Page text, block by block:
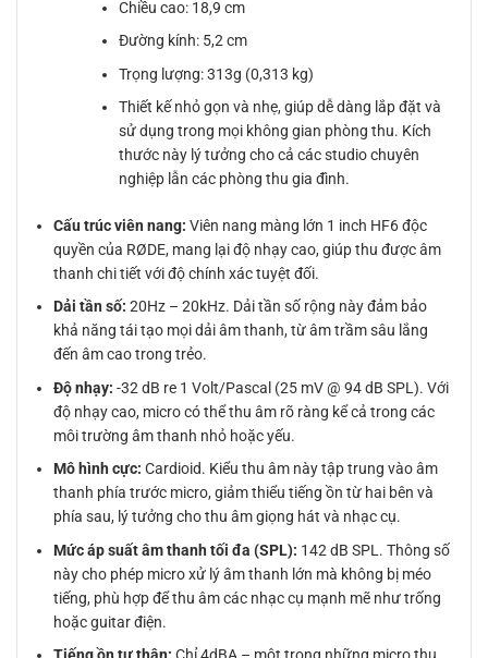
Chiều cao: 18,9 cm
Đường kính: 5,2 cm
Trọng lượng: 313g (0,313 kg)
Thiết kế nhỏ gọn và nhẹ, giúp dễ dàng lắp đặt và
sử dụng trong mọi không gian phòng thu. Kích
thước này lý tưởng cho cả các studio chuyên
nghiệp lẫn các phòng thu gia đình.
Cấu trúc viên nang: Viên nang màng lớn 1 inch HF6 độc
quyền của RØDE, mang lại độ nhạy cao, giúp thu được âm
thanh chi tiết với độ chính xác tuyệt đối.
Dải tần số: 20Hz – 20kHz. Dải tần số rộng này đảm bảo
khả năng tái tạo mọi dải âm thanh, từ âm trầm sâu lắng
đến âm cao trong trẻo.
Độ nhạy: -32 dB re 1 Volt/Pascal (25 mV @ 94 dB SPL). Với
độ nhạy cao, micro có thể thu âm rõ ràng kể cả trong các
môi trường âm thanh nhỏ hoặc yếu.
Mô hình cực: Cardioid. Kiểu thu âm này tập trung vào âm
thanh phía trước micro, giảm thiểu tiếng ồn từ hai bên và
phía sau, lý tưởng cho thu âm giọng hát và nhạc cụ.
Mức áp suất âm thanh tối đa (SPL): 142 dB SPL. Thông số
này cho phép micro xử lý âm thanh lớn mà không bị méo
tiếng, phù hợp để thu âm các nhạc cụ mạnh mẽ như trống
hoặc guitar điện.